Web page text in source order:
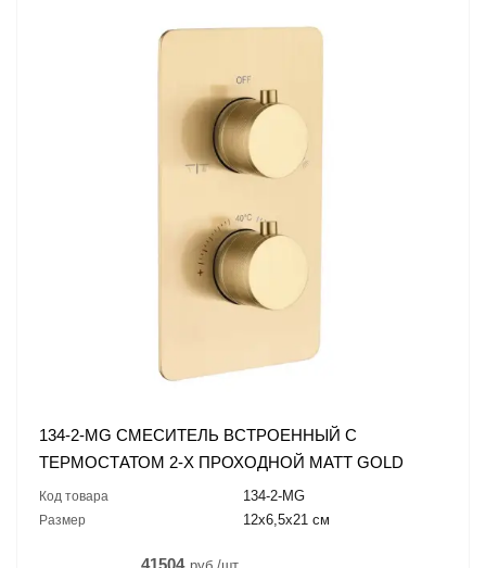
134-2-MG СМЕСИТЕЛЬ ВСТРОЕННЫЙ С
ТЕРМОСТАТОМ 2-Х ПРОХОДНОЙ MATT GOLD
Код товара 134-2-MG
Размер 12x6,5x21 см